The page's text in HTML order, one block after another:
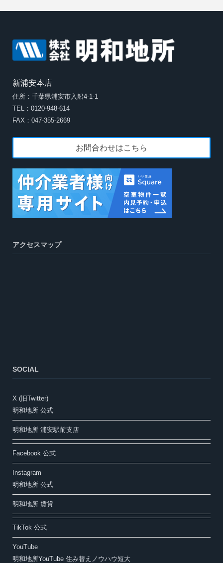
新浦安本店
住所：千葉県浦安市入船4-1-1
TEL：0120-948-614
FAX：047-355-2669
お問合わせはこちら
アクセスマップ
SOCIAL
X (旧Twitter)
明和地所 公式
明和地所 浦安駅前支店
Facebook 公式
Instagram
明和地所 公式
明和地所 賃貸
TikTok 公式
YouTube
明和地所YouTube 住み替えノウハウ短大